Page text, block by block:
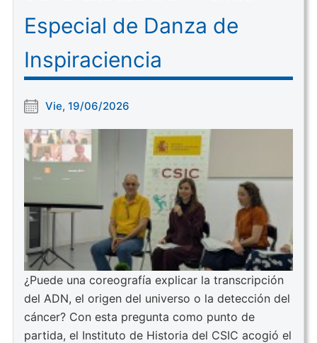
Especial de Danza de
Inspiraciencia
Vie, 19/06/2026
¿Puede una coreografía explicar la transcripción
del ADN, el origen del universo o la detección del
cáncer? Con esta pregunta como punto de
partida, el Instituto de Historia del CSIC acogió el